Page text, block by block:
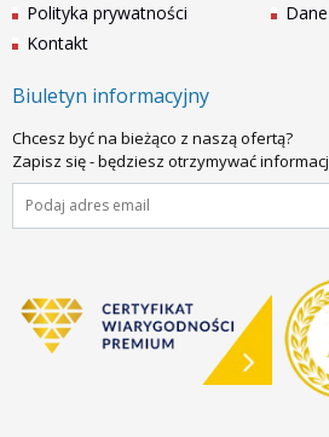
Polityka prywatności
Kontakt
Biuletyn informacyjny
Chcesz być na bieżąco z naszą ofertą?
Zapisz się - będziesz otrzymywać